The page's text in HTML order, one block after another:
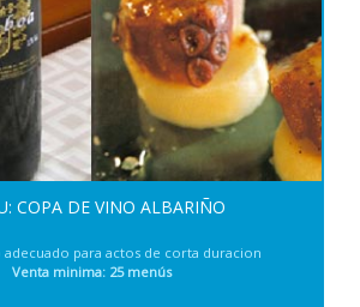
COPA DE VINO ALBARIÑO
para actos de corta duracion
Venta minima: 25 menús